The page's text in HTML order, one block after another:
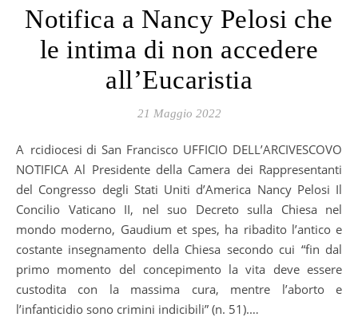
Notifica a Nancy Pelosi che
le intima di non accedere
all’Eucaristia
21 Maggio 2022
Arcidiocesi di San Francisco UFFICIO DELL’ARCIVESCOVO
NOTIFICA Al Presidente della Camera dei Rappresentanti
del Congresso degli Stati Uniti d’America Nancy Pelosi Il
Concilio Vaticano II, nel suo Decreto sulla Chiesa nel
mondo moderno, Gaudium et spes, ha ribadito l’antico e
costante insegnamento della Chiesa secondo cui “fin dal
primo momento del concepimento la vita deve essere
custodita con la massima cura, mentre l’aborto e
l’infanticidio sono crimini indicibili” (n. 51).…